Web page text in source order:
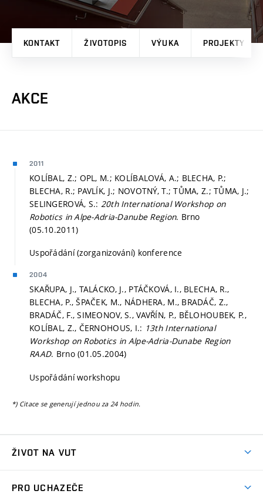
KONTAKT ŽIVOTOPIS VÝUKA PROJEKTY
AKCE
2011
KOLÍBAL, Z.; OPL, M.; KOLÍBALOVÁ, A.; BLECHA, P.;
BLECHA, R.; PAVLÍK, J.; NOVOTNÝ, T.; TŮMA, Z.; TŮMA, J.;
SELINGEROVÁ, S.: 20th International Workshop on
Robotics in Alpe-Adria-Danube Region. Brno
(05.10.2011)
Uspořádání (zorganizování) konference
2004
SKAŘUPA, J., TALÁCKO, J., PTÁČKOVÁ, I., BLECHA, R.,
BLECHA, P., ŠPAČEK, M., NÁDHERA, M., BRADÁČ, Z.,
BRADÁČ, F., SIMEONOV, S., VAVŘÍN, P., BĚLOHOUBEK, P.,
KOLÍBAL, Z., ČERNOHOUS, I.: 13th International
Workshop on Robotics in Alpe-Adria-Dunabe Region
RAAD. Brno (01.05.2004)
Uspořádání workshopu
*) Citace se generují jednou za 24 hodin.
ŽIVOT NA VUT
PRO UCHAZEČE